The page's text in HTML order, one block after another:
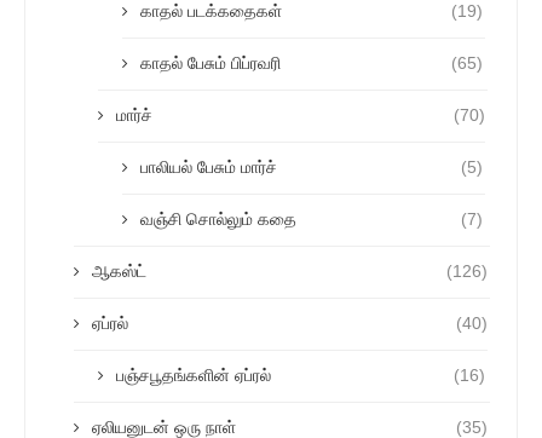
காதல் படக்கதைகள் (19)
காதல் பேசும் பிப்ரவரி (65)
மார்ச் (70)
பாலியல் பேசும் மார்ச் (5)
வஞ்சி சொல்லும் கதை (7)
ஆகஸ்ட் (126)
ஏப்ரல் (40)
பஞ்சபூதங்களின் ஏப்ரல் (16)
ஏலியனுடன் ஒரு நாள் (35)